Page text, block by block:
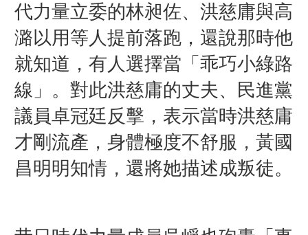
代力量立委的林昶佐、洪慈庸與高
潞以用等人提前落跑，還說那時他
就知道，有人選擇當「乖巧小綠路
線」。對此洪慈庸的丈夫、民進黨
議員卓冠廷反擊，表示當時洪慈庸
才剛流產，身體極度不舒服，黃國
昌明明知情，還將她描述成叛徒。